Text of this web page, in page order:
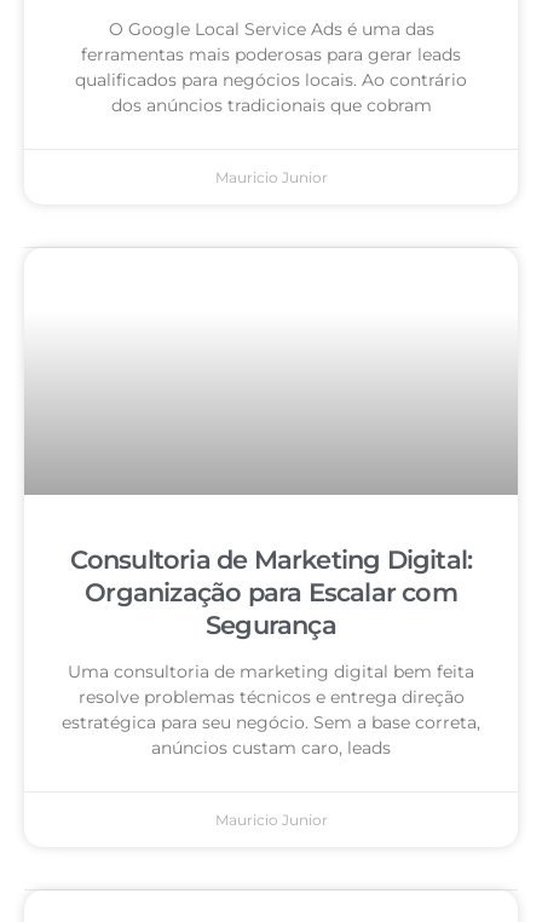
O Google Local Service Ads é uma das
ferramentas mais poderosas para gerar leads
qualificados para negócios locais. Ao contrário
dos anúncios tradicionais que cobram
Mauricio Junior
Consultoria de Marketing Digital:
Organização para Escalar com
Segurança
Uma consultoria de marketing digital bem feita
resolve problemas técnicos e entrega direção
estratégica para seu negócio. Sem a base correta,
anúncios custam caro, leads
Mauricio Junior